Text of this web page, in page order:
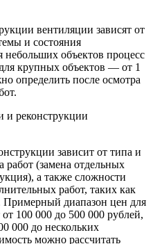
вентиляции зависят от
и состояния
объектов процесс
крупных объектов — от 1
определить после осмотра
и реконструкции
зависит от типа и
(замена отдельных
а также сложности
работ, таких как
Примерный диапазон цен для
100 000 до 500 000 рублей,
000 до нескольких
можно рассчитать